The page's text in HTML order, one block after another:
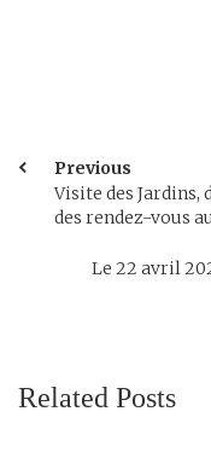
Previous
Visite des Jardins,
des rendez-vous
Le 22 avril
Related Posts